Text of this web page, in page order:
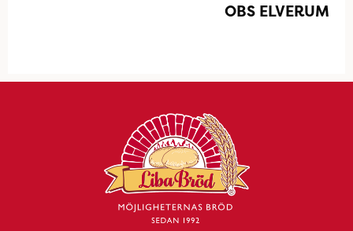
OBS ELVERUM